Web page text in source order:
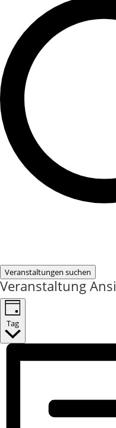
Veranstaltungen suchen
Veranstaltung
Tag